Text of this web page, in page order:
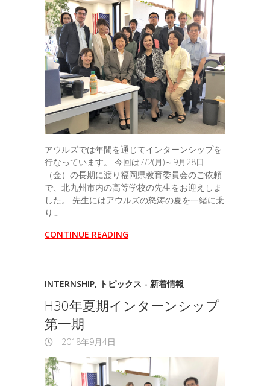
アウルズでは年間を通じてインターンシップを
行なっています。 今回は7/2(月)～9月28日
（金）の長期に渡り福岡県教育委員会のご依頼
で、北九州市内の高等学校の先生をお迎えしま
した。 先生にはアウルズの怒涛の夏を一緒に乗
り…
CONTINUE READING
INTERNSHIP, トピックス - 新着情報
H30年夏期インターンシップ
第一期
2018年9月4日